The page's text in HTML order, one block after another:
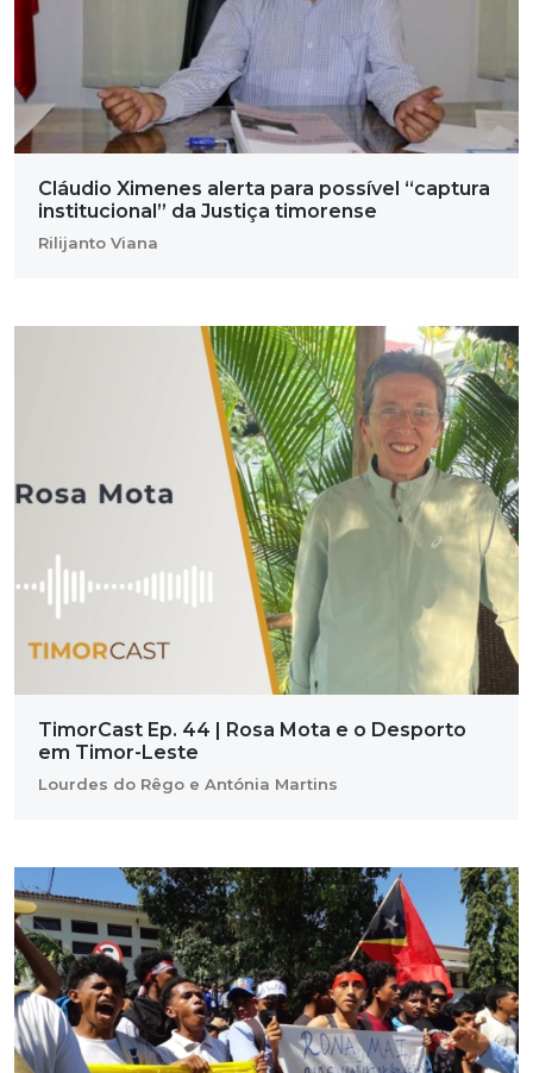
Cláudio Ximenes alerta para possível “captura
institucional” da Justiça timorense
Rilijanto Viana
TimorCast Ep. 44 | Rosa Mota e o Desporto
em Timor-Leste
Lourdes do Rêgo e Antónia Martins